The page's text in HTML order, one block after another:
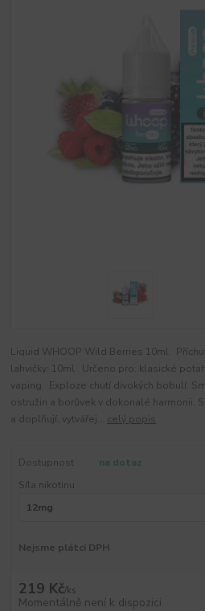
Liquid WHOOP Wild Berries 10ml
lahvičky: 10ml Určeno pro: klasické
vaping Exploze chutí divokých bobulí.
ostružin a borůvek v dokonalé harmonii.
a doplňují, vytvářej... celý popis
Dostupnost
na dotaz
Síla nikotinu
Nejsme plátci DPH
219 Kč/ks
Momentálně není k dispozici